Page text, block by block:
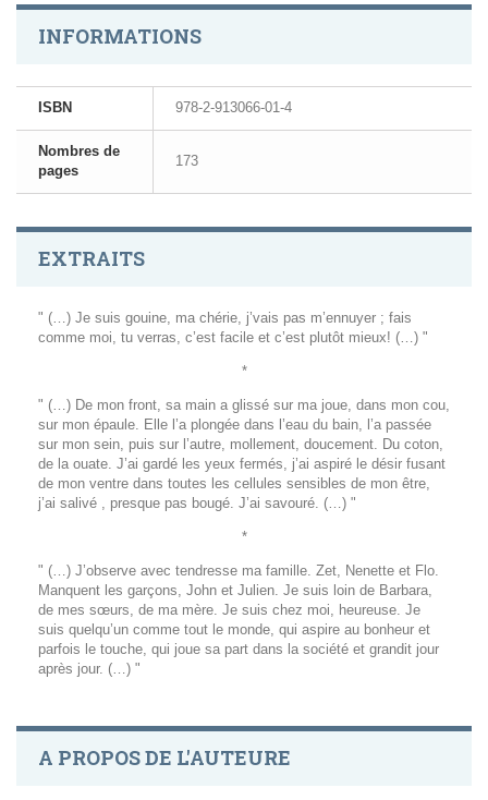
INFORMATIONS
ISBN 978-2-913066-01-4
Nombres de
pages
173
EXTRAITS
" (…) Je suis gouine, ma chérie, j’vais pas m’ennuyer ; fais
comme moi, tu verras, c’est facile et c’est plutôt mieux! (…) "
*
" (…) De mon front, sa main a glissé sur ma joue, dans mon cou,
sur mon épaule. Elle l’a plongée dans l’eau du bain, l’a passée
sur mon sein, puis sur l’autre, mollement, doucement. Du coton,
de la ouate. J’ai gardé les yeux fermés, j’ai aspiré le désir fusant
de mon ventre dans toutes les cellules sensibles de mon être,
j’ai salivé , presque pas bougé. J’ai savouré. (…) "
*
" (…) J’observe avec tendresse ma famille. Zet, Nenette et Flo.
Manquent les garçons, John et Julien. Je suis loin de Barbara,
de mes sœurs, de ma mère. Je suis chez moi, heureuse. Je
suis quelqu’un comme tout le monde, qui aspire au bonheur et
parfois le touche, qui joue sa part dans la société et grandit jour
après jour. (…) "
A PROPOS DE L'AUTEURE